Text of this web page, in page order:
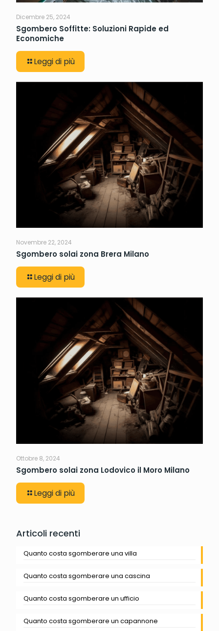
Dicembre 25, 2024
Sgombero Soffitte: Soluzioni Rapide ed
Economiche
Leggi di più
Novembre 22, 2024
Sgombero solai zona Brera Milano
Leggi di più
Ottobre 8, 2024
Sgombero solai zona Lodovico il Moro Milano
Leggi di più
Articoli recenti
Quanto costa sgomberare una villa
Quanto costa sgomberare una cascina
Quanto costa sgomberare un ufficio
Quanto costa sgomberare un capannone